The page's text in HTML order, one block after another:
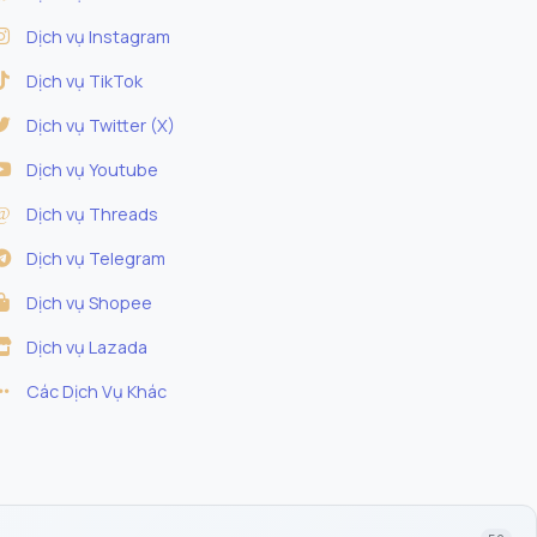
MỤC LỤC
Livestream Instagram Là Gì?
Vì Sao Cần Tăng Mắt Xem?
Cách Tăng Mắt Xem Tự Nhiên
Dịch Vụ Tăng Mắt Xem
Hướng Dẫn Sử Dụng
Lưu ý quan trọng
Dịch vụ Instagram
Dịch vụ TikTok
Dịch vụ Twitter (X)
Dịch vụ Youtube
Dịch vụ Threads
Dịch vụ Telegram
Dịch vụ Shopee
Dịch vụ Lazada
Các Dịch Vụ Khác